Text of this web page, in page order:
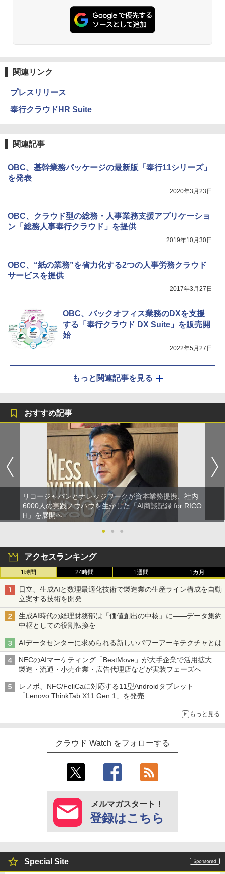
関連リンク
プレスリリース
奉行クラウドHR Suite
関連記事
OBC、基幹業務パッケージの最新版「奉行11シリーズ」
を発表
2020年3月23日
OBC、クラウド型の総務・人事業務支援アプリケーショ
ン「総務人事奉行クラウド」を提供
2019年10月30日
OBC、“紙の業務”を省力化する2つの人事労務クラウド
サービスを提供
2017年3月27日
OBC、バックオフィス業務のDXを支援
する「奉行クラウド DX Suite」を販売開
始
2022年5月27日
もっと関連記事を見る
おすすめ記事
リコージャパンとナレッジワークが資本業務提携、社内
6000人の実践ノウハウを生かした「AI商談記録 for RICO
H」を展開へ
●
● ●
アクセスランキング
1時間 24時間 1週間 1カ月
日立、生成AIと数理最適化技術で製造業の生産ライン構成を自動
立案する技術を開発
生成AI時代の経理財務部は「価値創出の中核」に――データ集約
中枢としての役割転換を
AIデータセンターに求められる新しいパワーアーキテクチャとは
NECのAIマーケティング「BestMove」が大手企業で活用拡大
製造・流通・小売企業・広告代理店などが実装フェーズへ
レノボ、NFC/FeliCaに対応する11型Androidタブレット
「Lenovo ThinkTab X11 Gen 1」を発売
もっと見る
クラウド Watch をフォローする
メルマガスタート！
登録はこちら
Special Site